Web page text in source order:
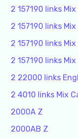
2 157190 links Mix
2 157190 links Mix
2 157190 links Mix
2 157190 links
2 22000 links
2 4010 links Mix
2000A Z
2000AB Z